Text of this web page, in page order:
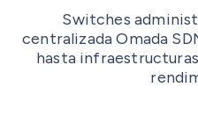
Switches
centralizada Omada
hasta